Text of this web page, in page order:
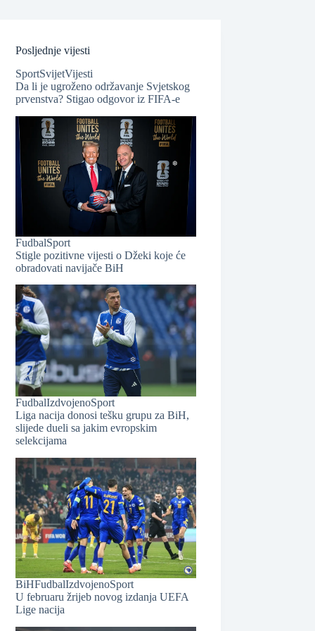
Posljednje vijesti
SportSvijetVijesti
Da li je ugroženo održavanje Svjetskog
prvenstva? Stigao odgovor iz FIFA-e
FudbalSport
Stigle pozitivne vijesti o Džeki koje će
obradovati navijače BiH
FudbalIzdvojenoSport
Liga nacija donosi tešku grupu za BiH,
slijede dueli sa jakim evropskim
selekcijama
BiHFudbalIzdvojenoSport
U februaru žrijeb novog izdanja UEFA
Lige nacija
❆
❆
❆